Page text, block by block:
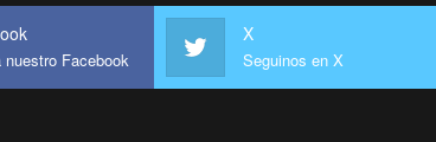
nuestro Facebook
X
Seguinos en X